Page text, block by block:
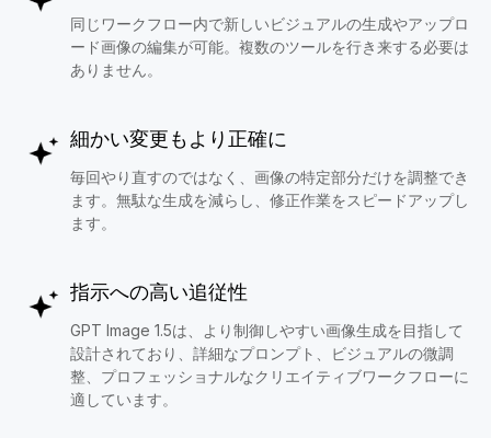
同じワークフロー内で新しいビジュアルの生成やアップロ
ード画像の編集が可能。複数のツールを行き来する必要は
ありません。
細かい変更もより正確に
毎回やり直すのではなく、画像の特定部分だけを調整でき
ます。無駄な生成を減らし、修正作業をスピードアップし
ます。
指示への高い追従性
GPT Image 1.5は、より制御しやすい画像生成を目指して
設計されており、詳細なプロンプト、ビジュアルの微調
整、プロフェッショナルなクリエイティブワークフローに
適しています。